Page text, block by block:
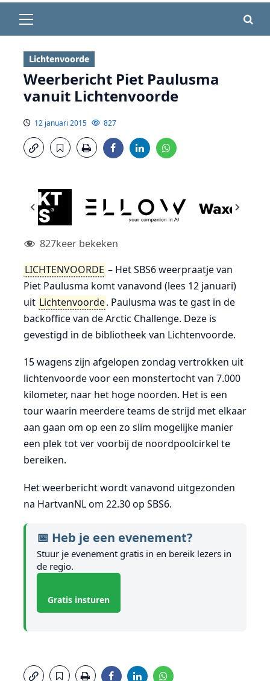
menu
Lichtenvoorde
Weerbericht Piet Paulusma
vanuit Lichtenvoorde
12 januari 2015 827
827keer bekeken
LICHTENVOORDE – Het SBS6 weerpraatje van
Piet Paulusma komt vanavond (lees 12 januari)
uit Lichtenvoorde. Paulusma was te gast in de
backoffice van de Arctic Challenge. Deze is
gevestigd in de bibliotheek van Lichtenvoorde.
15 wagens zijn afgelopen zondag vertrokken uit
lichtenvoorde voor een monstertocht van 7.000
kilometer, naar het hoge noorden. Het is een
tour waarin meerdere teams de strijd met elkaar
aan gaan om op een zo slim mogelijke manier
een plek tot ver voorbij de noordpoolcirkel te
bereiken.
Het weerbericht wordt vanavond uitgezonden
na HartvanNL om 22.30 op SBS6.
📅 Heb je een evenement?
Stuur je evenement gratis in en bereik lezers in
de regio.
Gratis insturen